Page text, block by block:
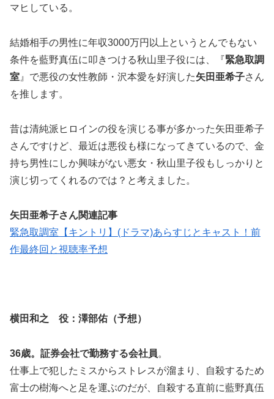
マヒしている。
結婚相手の男性に年収3000万円以上というとんでもない
条件を藍野真伍に叩きつける秋山里子役には、『緊急取調
室 』で悪役の女性教師・沢本愛を好演した矢田亜希子さん
を推します。
昔は清純派ヒロインの役を演じる事が多かった矢田亜希子
さんですけど、最近は悪役も様になってきているので、金
持ち男性にしか興味がない悪女・秋山里子役もしっかりと
演じ切ってくれるのでは？と考えました。
矢田亜希子さん関連記事
緊急取調室【キントリ】(ドラマ)あらすじとキャスト！前
作最終回と視聴率予想
横田和之 役：澤部佑（予想）
36歳。証券会社で勤務する会社員。
仕事上で犯したミスからストレスが溜まり、自殺するため
富士の樹海へと足を運ぶのだが、自殺する直前に藍野真伍